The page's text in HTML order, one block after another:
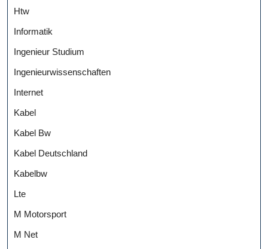
Htw
Informatik
Ingenieur Studium
Ingenieurwissenschaften
Internet
Kabel
Kabel Bw
Kabel Deutschland
Kabelbw
Lte
M Motorsport
M Net